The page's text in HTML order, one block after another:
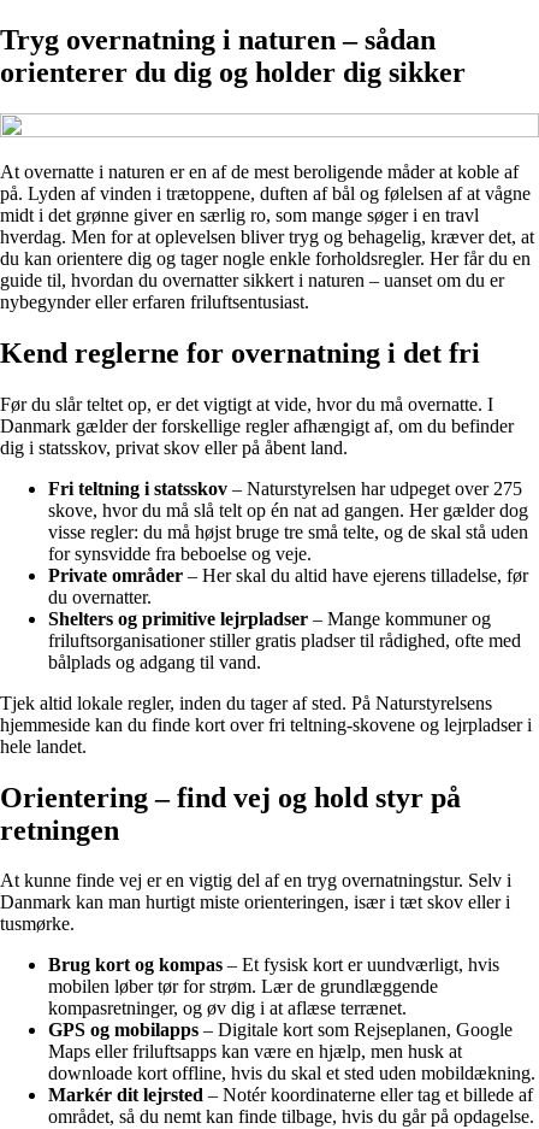
Tryg overnatning i naturen – sådan
orienterer du dig og holder dig sikker
At overnatte i naturen er en af de mest beroligende måder at koble af
på. Lyden af vinden i trætoppene, duften af bål og følelsen af at vågne
midt i det grønne giver en særlig ro, som mange søger i en travl
hverdag. Men for at oplevelsen bliver tryg og behagelig, kræver det, at
du kan orientere dig og tager nogle enkle forholdsregler. Her får du en
guide til, hvordan du overnatter sikkert i naturen – uanset om du er
nybegynder eller erfaren friluftsentusiast.
Kend reglerne for overnatning i det fri
Før du slår teltet op, er det vigtigt at vide, hvor du må overnatte. I
Danmark gælder der forskellige regler afhængigt af, om du befinder
dig i statsskov, privat skov eller på åbent land.
Fri teltning i statsskov – Naturstyrelsen har udpeget over 275
skove, hvor du må slå telt op én nat ad gangen. Her gælder dog
visse regler: du må højst bruge tre små telte, og de skal stå uden
for synsvidde fra beboelse og veje.
Private områder – Her skal du altid have ejerens tilladelse, før
du overnatter.
Shelters og primitive lejrpladser – Mange kommuner og
friluftsorganisationer stiller gratis pladser til rådighed, ofte med
bålplads og adgang til vand.
Tjek altid lokale regler, inden du tager af sted. På Naturstyrelsens
hjemmeside kan du finde kort over fri teltning-skovene og lejrpladser i
hele landet.
Orientering – find vej og hold styr på
retningen
At kunne finde vej er en vigtig del af en tryg overnatningstur. Selv i
Danmark kan man hurtigt miste orienteringen, især i tæt skov eller i
tusmørke.
Brug kort og kompas – Et fysisk kort er uundværligt, hvis
mobilen løber tør for strøm. Lær de grundlæggende
kompasretninger, og øv dig i at aflæse terrænet.
GPS og mobilapps – Digitale kort som Rejseplanen, Google
Maps eller friluftsapps kan være en hjælp, men husk at
downloade kort offline, hvis du skal et sted uden mobildækning.
Markér dit lejrsted – Notér koordinaterne eller tag et billede af
området, så du nemt kan finde tilbage, hvis du går på opdagelse.